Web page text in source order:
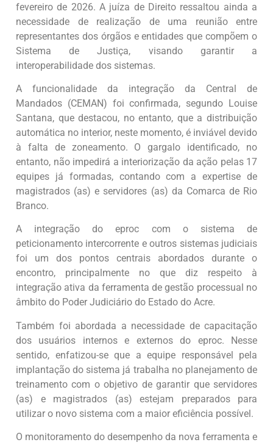
fevereiro de 2026. A juíza de Direito ressaltou ainda a
necessidade de realização de uma reunião entre
representantes dos órgãos e entidades que compõem o
Sistema de Justiça, visando garantir a
interoperabilidade dos sistemas.
A funcionalidade da integração da Central de
Mandados (CEMAN) foi confirmada, segundo Louise
Santana, que destacou, no entanto, que a distribuição
automática no interior, neste momento, é inviável devido
à falta de zoneamento. O gargalo identificado, no
entanto, não impedirá a interiorização da ação pelas 17
equipes já formadas, contando com a expertise de
magistrados (as) e servidores (as) da Comarca de Rio
Branco.
A integração do eproc com o sistema de
peticionamento intercorrente e outros sistemas judiciais
foi um dos pontos centrais abordados durante o
encontro, principalmente no que diz respeito à
integração ativa da ferramenta de gestão processual no
âmbito do Poder Judiciário do Estado do Acre.
Também foi abordada a necessidade de capacitação
dos usuários internos e externos do eproc. Nesse
sentido, enfatizou-se que a equipe responsável pela
implantação do sistema já trabalha no planejamento de
treinamento com o objetivo de garantir que servidores
(as) e magistrados (as) estejam preparados para
utilizar o novo sistema com a maior eficiência possível.
O monitoramento do desempenho da nova ferramenta e